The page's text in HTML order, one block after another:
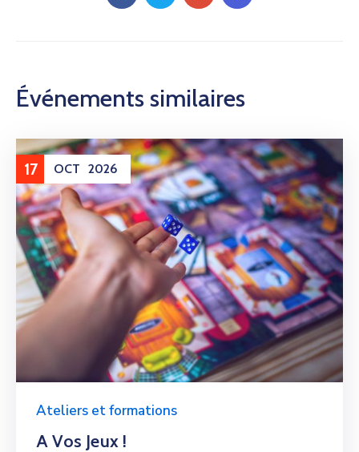
Événements similaires
17 OCT 2026
Ateliers et formations
A Vos Jeux !